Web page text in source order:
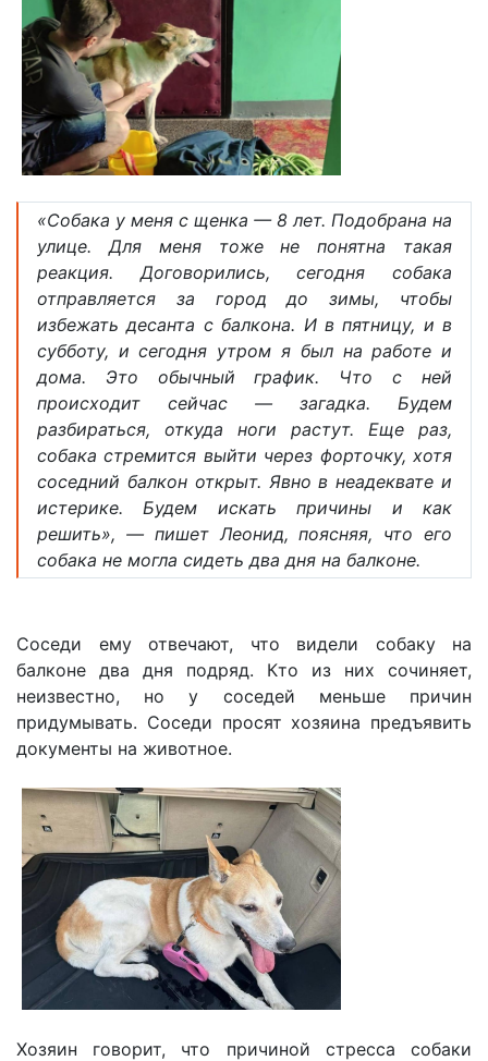
«Собака у меня с щенка — 8 лет. Подобрана на
улице. Для меня тоже не понятна такая
реакция. Договорились, сегодня собака
отправляется за город до зимы, чтобы
избежать десанта с балкона. И в пятницу, и в
субботу, и сегодня утром я был на работе и
дома. Это обычный график. Что с ней
происходит сейчас — загадка. Будем
разбираться, откуда ноги растут. Еще раз,
собака стремится выйти через форточку, хотя
соседний балкон открыт. Явно в неадеквате и
истерике. Будем искать причины и как
решить», — пишет Леонид, поясняя, что его
собака не могла сидеть два дня на балконе.
Соседи ему отвечают, что видели собаку на
балконе два дня подряд. Кто из них сочиняет,
неизвестно, но у соседей меньше причин
придумывать. Соседи просят хозяина предъявить
документы на животное.
Хозяин говорит, что причиной стресса собаки